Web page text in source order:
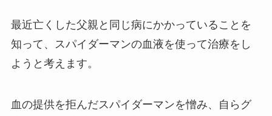
最近亡くした父親と同じ病にかかっていることを
知って、スパイダーマンの血液を使って治療をし
ようと考えます。
血の提供を拒んだスパイダーマンを憎み、自らグ